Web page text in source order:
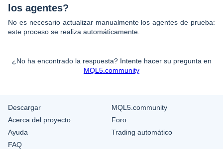
los agentes?
No es necesario actualizar manualmente los agentes de prueba:
este proceso se realiza automáticamente.
¿No ha encontrado la respuesta? Intente hacer su pregunta en
MQL5.community
Descargar
Acerca del proyecto
Ayuda
FAQ
MQL5.community
Foro
Trading automático